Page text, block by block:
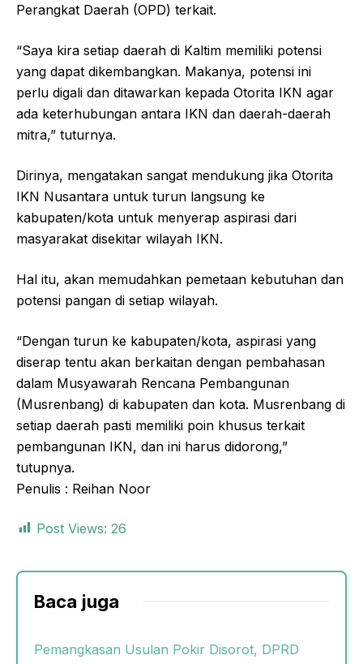
Perangkat Daerah (OPD) terkait.
“Saya kira setiap daerah di Kaltim memiliki potensi
yang dapat dikembangkan. Makanya, potensi ini
perlu digali dan ditawarkan kepada Otorita IKN agar
ada keterhubungan antara IKN dan daerah-daerah
mitra,” tuturnya.
Dirinya, mengatakan sangat mendukung jika Otorita
IKN Nusantara untuk turun langsung ke
kabupaten/kota untuk menyerap aspirasi dari
masyarakat disekitar wilayah IKN.
Hal itu, akan memudahkan pemetaan kebutuhan dan
potensi pangan di setiap wilayah.
“Dengan turun ke kabupaten/kota, aspirasi yang
diserap tentu akan berkaitan dengan pembahasan
dalam Musyawarah Rencana Pembangunan
(Musrenbang) di kabupaten dan kota. Musrenbang di
setiap daerah pasti memiliki poin khusus terkait
pembangunan IKN, dan ini harus didorong,”
tutupnya.
Penulis : Reihan Noor
Post Views: 26
Baca juga
Pemangkasan Usulan Pokir Disorot, DPRD